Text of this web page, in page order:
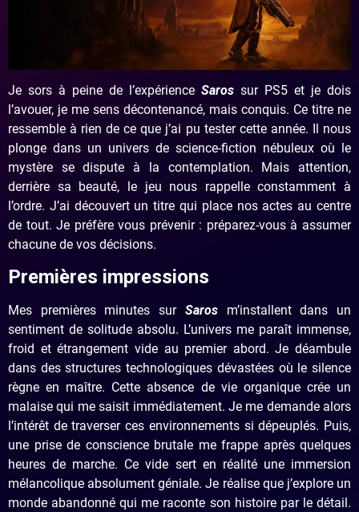
Je sors à peine de l’expérience Saros sur PS5 et je dois
l’avouer, je me sens décontenancé, mais conquis. Ce titre ne
ressemble à rien de ce que j’ai pu tester cette année. Il nous
plonge dans un univers de science-fiction nébuleux où le
mystère se dispute à la contemplation. Mais attention,
derrière sa beauté, le jeu nous rappelle constamment à
l’ordre. J’ai découvert un titre qui place nos actes au centre
de tout. Je préfère vous prévenir : préparez-vous à assumer
chacune de vos décisions.
Premières impressions
Mes premières minutes sur Sarosm’installent dans un
sentiment de solitude absolu. L’univers me paraît immense,
froid et étrangement vide au premier abord. Je déambule
dans des structures technologiques dévastées où le silence
règne en maître. Cette absence de vie organique crée un
malaise qui me saisit immédiatement. Je me demande alors
l’intérêt de traverser ces environnements si dépeuplés. Puis,
une prise de conscience brutale me frappe après quelques
heures de marche. Ce vide sert en réalité une immersion
mélancolique absolument géniale. Je réalise que j’explore un
monde abandonné qui me raconte son histoire par le détail.